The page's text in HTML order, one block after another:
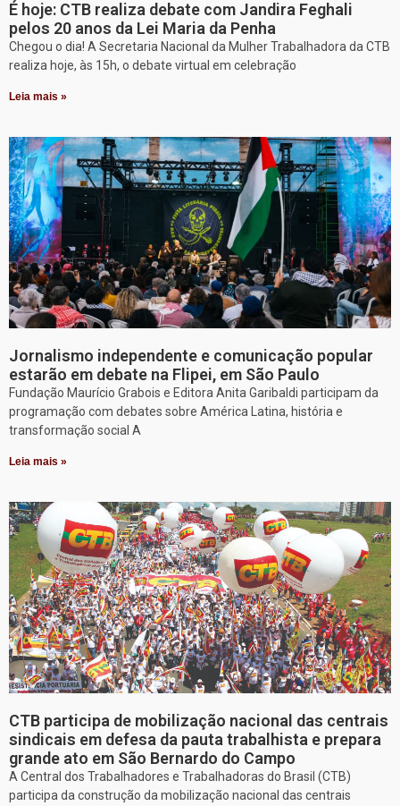
É hoje: CTB realiza debate com Jandira Feghali
pelos 20 anos da Lei Maria da Penha
Chegou o dia! A Secretaria Nacional da Mulher Trabalhadora da CTB
realiza hoje, às 15h, o debate virtual em celebração
Leia mais »
Jornalismo independente e comunicação popular
estarão em debate na Flipei, em São Paulo
Fundação Maurício Grabois e Editora Anita Garibaldi participam da
programação com debates sobre América Latina, história e
transformação social A
Leia mais »
CTB participa de mobilização nacional das centrais
sindicais em defesa da pauta trabalhista e prepara
grande ato em São Bernardo do Campo
A Central dos Trabalhadores e Trabalhadoras do Brasil (CTB)
participa da construção da mobilização nacional das centrais